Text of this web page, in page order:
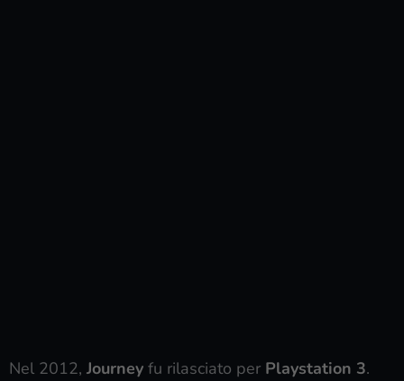
Nel 2012, Journey fu rilasciato per Playstation 3.